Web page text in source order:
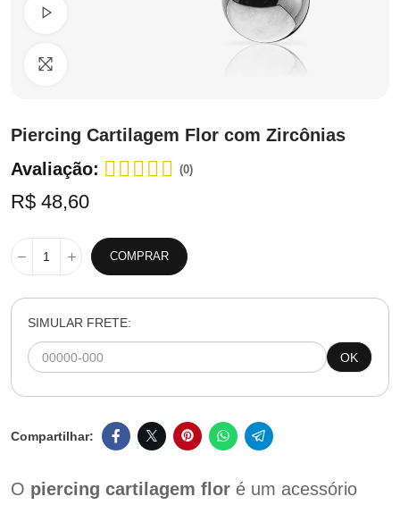
Piercing Cartilagem Flor com Zircônias
Avaliação:
(0)
R$ 48,60
COMPRAR
SIMULAR FRETE:
OK
O piercing cartilagem flor é um acessório